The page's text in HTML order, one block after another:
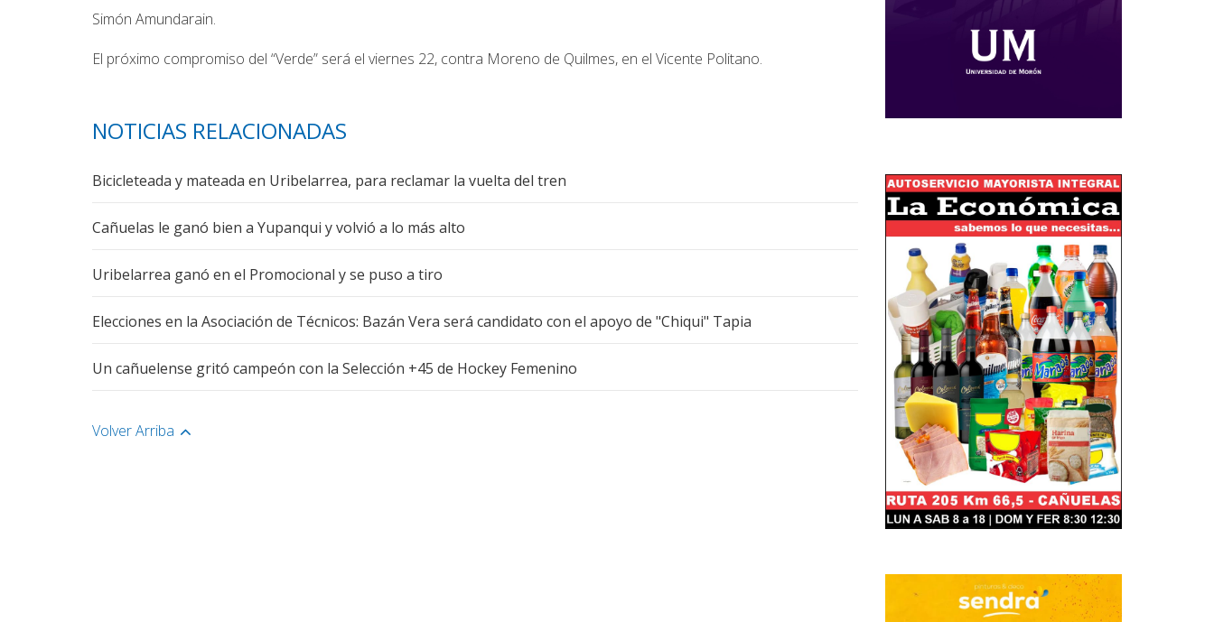
Simón Amundarain.
El próximo compromiso del “Verde” será el viernes 22, contra Moreno de Quilmes, en el Vicente Politano.
NOTICIAS RELACIONADAS
Bicicleteada y mateada en Uribelarrea, para reclamar la vuelta del tren
Cañuelas le ganó bien a Yupanqui y volvió a lo más alto
Uribelarrea ganó en el Promocional y se puso a tiro
Elecciones en la Asociación de Técnicos: Bazán Vera será candidato con el apoyo de "Chiqui" Tapia
Un cañuelense gritó campeón con la Selección +45 de Hockey Femenino
Volver Arriba